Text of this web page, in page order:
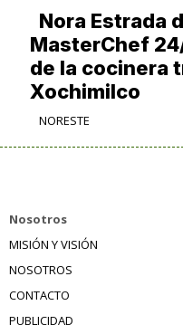
Nora Estrada
MasterChef
de la cocinera
Xochimilco
NORESTE
Nosotros
MISIÓN Y VISIÓN
NOSOTROS
CONTACTO
PUBLICIDAD